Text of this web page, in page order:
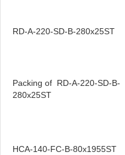
RD-A-220-SD-B-280x25ST
Packing of RD-A-220-SD-B-
280x25ST
HCA-140-FC-B-80x1955ST